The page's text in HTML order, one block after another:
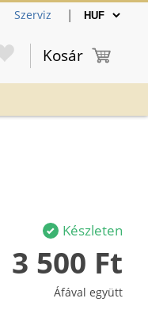
Szerviz |
Kosár
Készleten
3 500 Ft
Áfával együtt